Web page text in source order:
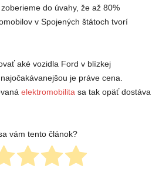
do úvahy, že až 80%
v Spojených štátoch tvorí
aké vozidla Ford v blízkej
je práve cena.
elektromobilita sa tak opäť dostáva
vám tento článok?